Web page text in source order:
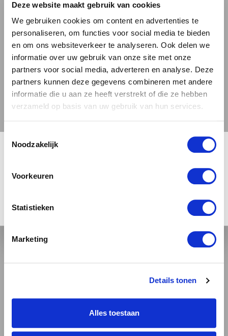
Deze website maakt gebruik van cookies
We gebruiken cookies om content en advertenties te
personaliseren, om functies voor social media te bieden
en om ons websiteverkeer te analyseren. Ook delen we
informatie over uw gebruik van onze site met onze
partners voor social media, adverteren en analyse. Deze
partners kunnen deze gegevens combineren met andere
informatie die u aan ze heeft verstrekt of die ze hebben
verzameld op basis van uw gebruik van hun services.
Toestemmingsselectie
Noodzakelijk
Voorkeuren
Statistieken
Marketing
Details tonen
Alles toestaan
uitstekende metgezel bij een verscheidenheid
aan gerechten. Het past perfect bij een
sappige BBQ, hartige vleesgerechten en
pittige en belegen kazen. En voor de
zoetekauw is het een geweldige aanvulling op
zoete desserts, waarbij de smaken van
chocolade, karamel en toffee prachtig naar
voren komen. Het is een bier om rustig van te
door de rijke wereld van de Series 3: Hazelnut.
Brewing zijn te bestellen bij ons, 'Bierbink'.
gemiddeld uit516beoordelingen
Dit bier drink je het beste uit een
Teku
🍺 LEEFDTIJDSCHECK 🍺
Je moet 18 jaar of ouder zijn om deze site te bezoeken.
JA, IK BEN 18 JAAR OF OUDER NEE